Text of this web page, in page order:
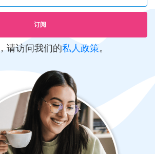
订阅
请访问我们的私人政策。